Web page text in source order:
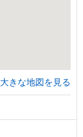
大きな地図を見る